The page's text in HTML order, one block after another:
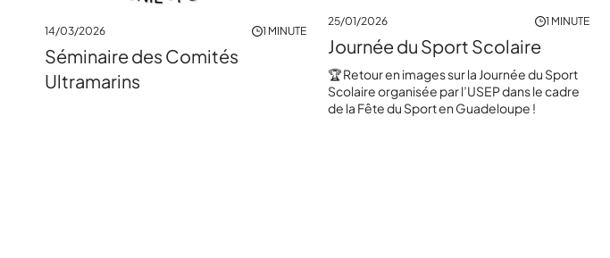
14/03/2026 1 MINUTE
Séminaire des Comités
Ultramarins
25/01/2026 1 MINUTE
Journée du Sport Scolaire
🏆 Retour en images sur la Journée du Sport
Scolaire organisée par l’USEP dans le cadre
de la Fête du Sport en Guadeloupe !